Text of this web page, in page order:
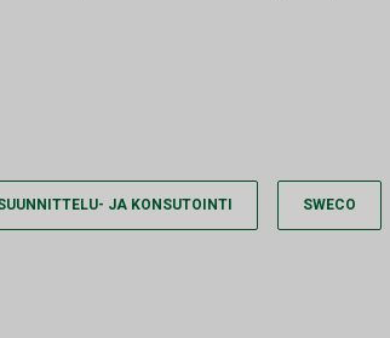
JA KONSUTOINTI SWECO